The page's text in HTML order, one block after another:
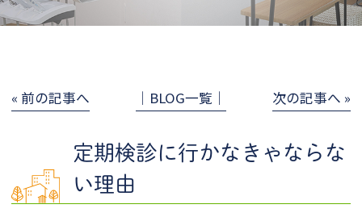
« 前の記事へ │BLOG一覧│ 次の記事へ »
定期検診に行かなきゃならな
い理由